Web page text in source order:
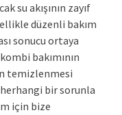
su akışının zayıf
düzenli bakım
sonucu ortaya
bakımının
temizlenmesi
bir sorunla
için bize